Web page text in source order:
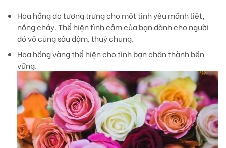
Hoa hồng đỏtượng trưng cho một tình yêu mãnh liệt,
nồng cháy. Thể hiện tình cảm của bạn dành cho người
đó vô cùng sâu đậm, thuỷ chung.
Hoa hồng vàngthể hiện cho tình bạn chân thành bền
vững.